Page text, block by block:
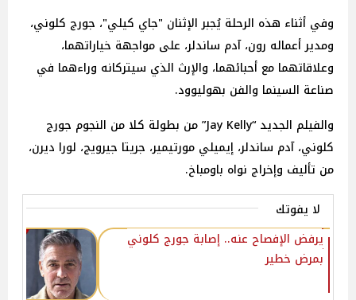
وفي أثناء هذه الرحلة يُجبر الإثنان "جاي كيلي"، جورج كلوني،
ومدير أعماله رون، آدم ساندلر، على مواجهة خياراتهما،
وعلاقاتهما مع أحبائهما، والإرث الذي سيتركانه وراءهما في
صناعة السينما والفن بهوليوود.
والفيلم الجديد “Jay Kelly” من بطولة كلا من النجوم جورج
كلوني، آدم ساندلر، إيميلي مورتيمير، جريتا جيرويج، لورا ديرن،
من تأليف وإخراج نواه باومباخ.
لا يفوتك
يرفض الإفصاح عنه.. إصابة جورج كلوني
بمرض خطير